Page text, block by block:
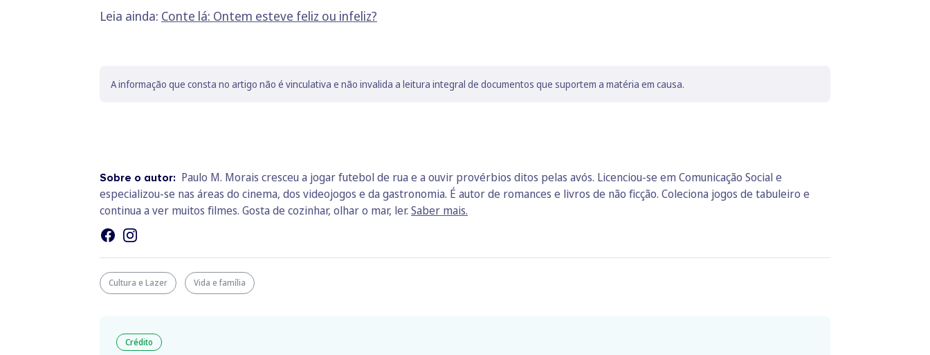
Leia ainda: Conte lá: Ontem esteve feliz ou infeliz?
A informação que consta no artigo não é vinculativa e não invalida a leitura integral de documentos que suportem a matéria em causa.
Sobre o autor: Paulo M. Morais cresceu a jogar futebol de rua e a ouvir provérbios ditos pelas avós. Licenciou-se em Comunicação Social e
especializou-se nas áreas do cinema, dos videojogos e da gastronomia. É autor de romances e livros de não ficção. Coleciona jogos de tabuleiro e
continua a ver muitos filmes. Gosta de cozinhar, olhar o mar, ler.Saber mais.
Cultura e Lazer Vida e família
Crédito